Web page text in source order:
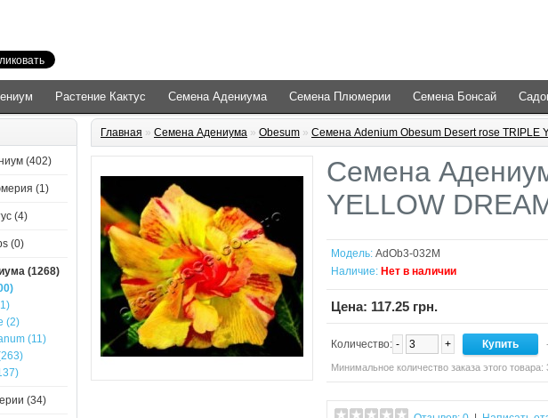
Растение Кактус Семена Адениума Семена Плюмерии Семена Бонсай
(402)
(1)
(4)
(0)
(1268)
(2)
(11)
(34)
Главная » Семена Адениума » Obesum » Семена Adenium Obesum Desert rose TRIPLE
Семена
YELLOW
Модель: AdOb3-032M
Наличие: Нет в наличии
Цена: 117.25 грн.
Количество: - +
Минимальное количество заказа этого товара: